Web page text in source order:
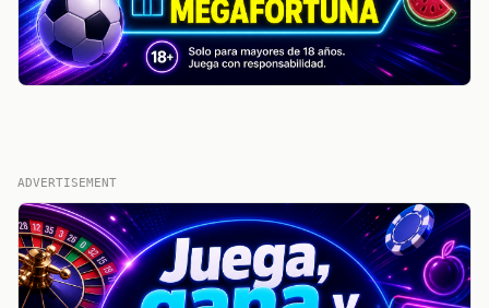
ADVERTISEMENT